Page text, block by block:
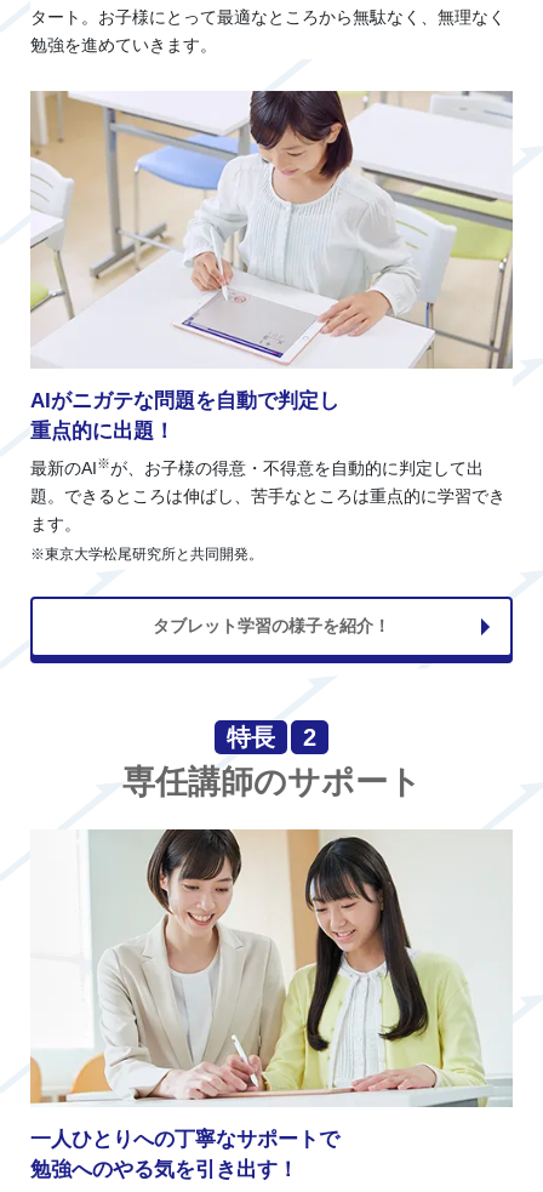
タート。お子様にとって最適なところから無駄なく、無理なく
勉強を進めていきます。
AIがニガテな問題を自動で判定し
重点的に出題！
最新のAI※が、お子様の得意・不得意を自動的に判定して出
題。できるところは伸ばし、苦手なところは重点的に学習でき
ます。
※東京大学松尾研究所と共同開発。
タブレット学習の様子を紹介！
特長 2
専任講師のサポート
一人ひとりへの丁寧なサポートで
勉強へのやる気を引き出す！